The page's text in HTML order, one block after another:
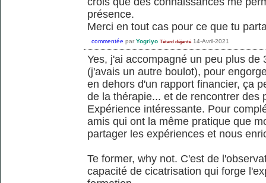
présence.
Merci en tout cas pour ce que tu
commentée par Yogriyo Tétard déjanté 14-Avril-2021
Yes, j'ai accompagné un peu plus
(j'avais un autre boulot), pour
en dehors d'un rapport financier, ça
de la thérapie... et de rencontrer des
Expérience intéressante. Pour
amis qui ont la même pratique que
partager les expériences et nous
Te former, why not. C'est de
capacité de cicatrisation qui forge